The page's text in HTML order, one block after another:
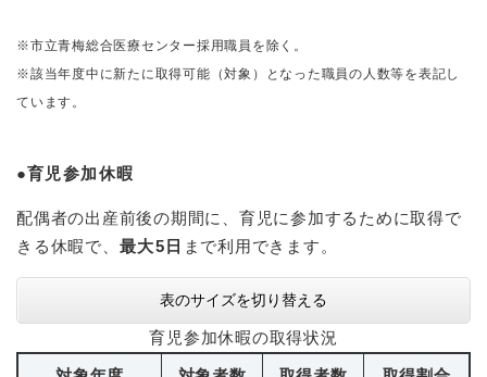
※市立青梅総合医療センター採用職員を除く。
※該当年度中に新たに取得可能（対象）となった職員の人数等を表記し
ています。
​●育児参加休暇
配偶者の出産前後の期間に、育児に参加するために取得で
きる休暇で、 最大5日 まで利用できます。​
表のサイズを切り替える
育児参加休暇の取得状況